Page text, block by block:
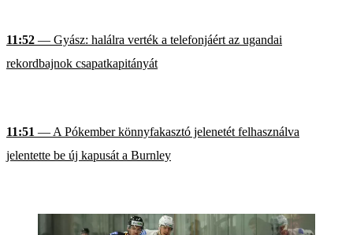
11:52 — Gyász: halálra verték a telefonjáért az ugandai
rekordbajnok csapatkapitányát
11:51 — A Pókember könnyfakasztó jelenetét felhasználva
jelentette be új kapusát a Burnley